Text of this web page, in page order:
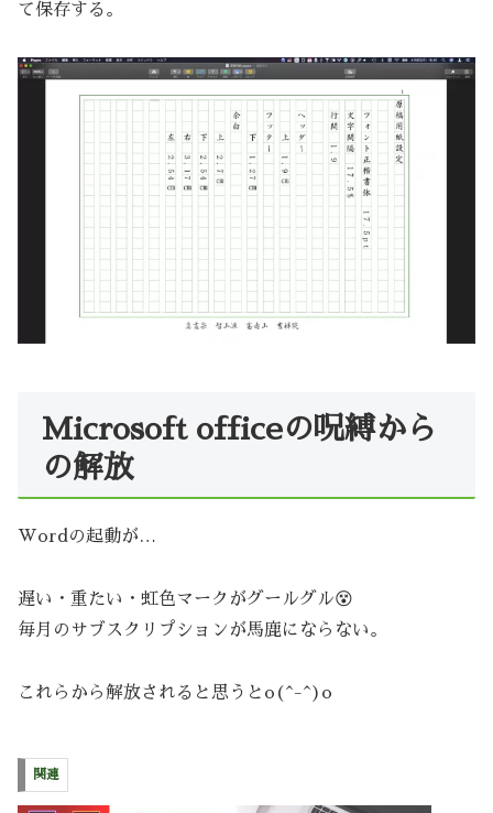
て保存する。
Microsoft officeの呪縛から
の解放
Wordの起動が…
遅い・重たい・虹色マークがグールグル😵
毎月のサブスクリプションが馬鹿にならない。
これらから解放されると思うとo(^-^)o
関連